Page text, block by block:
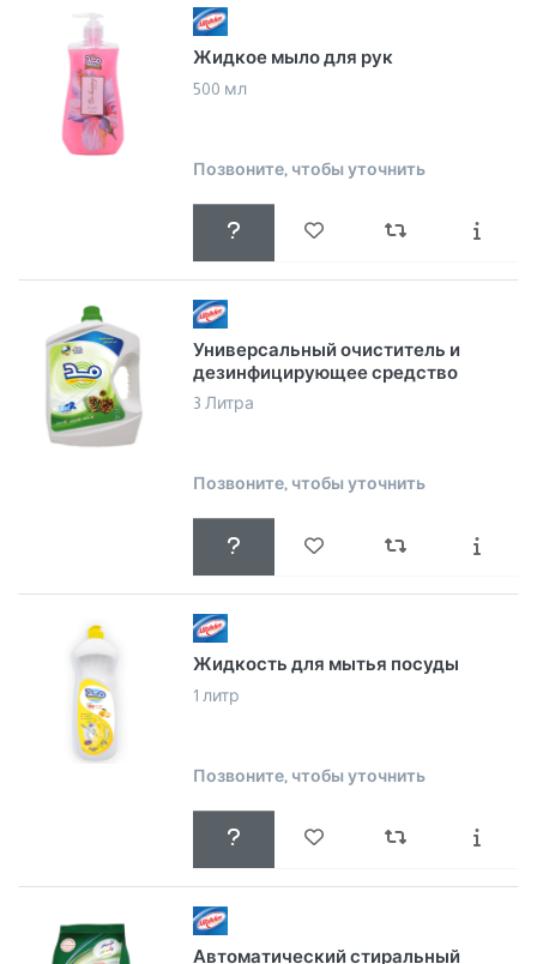
Жидкое мыло для рук
500 мл
Позвоните, чтобы уточнить
Универсальный очиститель и
дезинфицирующее средство
3 Литра
Позвоните, чтобы уточнить
Жидкость для мытья посуды
1 литр
Позвоните, чтобы уточнить
Автоматический стиральный